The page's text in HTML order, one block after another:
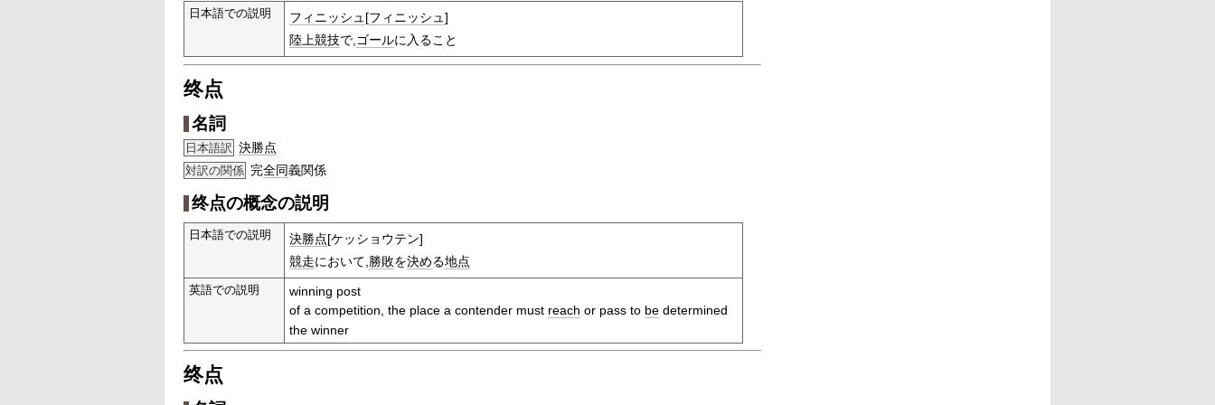
日本語での説明 フィニッシュ[フィニッシュ]
陸上競技で,ゴールに入ること
终点
名詞
日本語訳 決勝点
対訳の関係 完全同義関係
终点の概念の説明
日本語での説明 決勝点[ケッショウテン]
競走において, 勝敗を決める地点
英語での説明
winning post
of a competition, the place a contender must reach or pass to be determined
the winner
终点